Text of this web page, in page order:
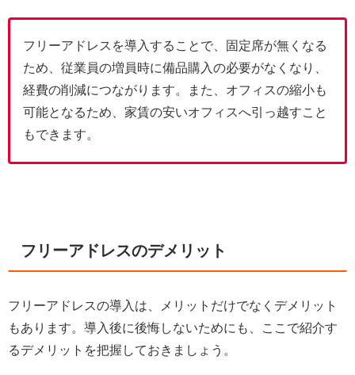
フリーアドレスを導入することで、固定席が無くなる
ため、従業員の増員時に備品購入の必要がなくなり、
経費の削減につながります。また、オフィスの縮小も
可能となるため、家賃の安いオフィスへ引っ越すこと
もできます。
フリーアドレスのデメリット
フリーアドレスの導入は、メリットだけでなくデメリット
もあります。導入後に後悔しないためにも、ここで紹介す
るデメリットを把握しておきましょう。